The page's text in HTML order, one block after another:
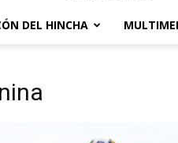
DEL HINCHA